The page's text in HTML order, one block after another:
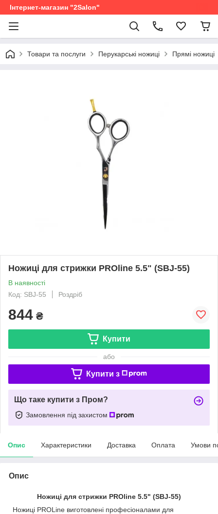
Інтернет-магазин "2Salon"
Товари та послуги Перукарські ножиці Прямі ножиці
Ножиці для стрижки PROline 5.5" (SBJ-55)
В наявності
Код: SBJ-55
Роздріб
844 ₴
Купити
або
Купити з
Що таке купити з Пром?
Замовлення під захистом
Опис Характеристики Доставка Оплата Умови
Опис
Ножиці для стрижки PROline 5.5" (SBJ-55)
Ножиці PRОLine виготовлені професіоналами для